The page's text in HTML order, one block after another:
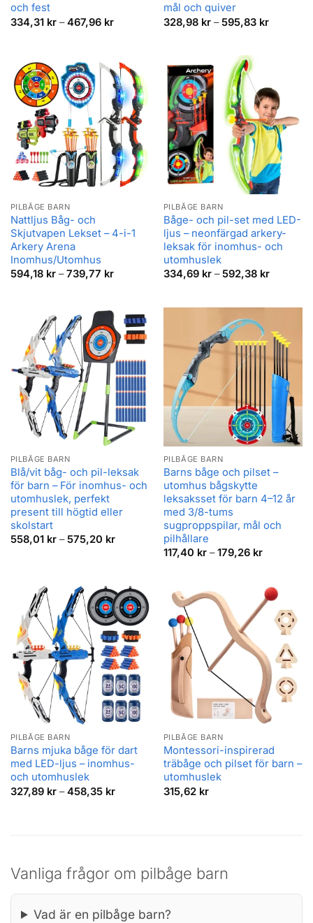
och fest
334,31 kr – 467,96 krPrisintervall:
mål och quiver
328,98 kr – 595,83 kr
PILBÅGE BARN
Nattljus Båg- och
Skjutvapen Lekset – 4-i-1
Arkery Arena
Inomhus/Utomhus
594,18 kr – 739,77 krPrisintervall:
PILBÅGE BARN
Båge- och pil-set med LED-
ljus – neonfärgad arkery-
leksak för inomhus- och
utomhuslek
334,69 kr – 592,38 kr
PILBÅGE BARN
Blå/vit båg- och pil-leksak
för barn – För inomhus- och
utomhuslek, perfekt
present till högtid eller
skolstart
558,01 kr – 575,20 krPrisintervall:
PILBÅGE BARN
Barns båge och pilset –
utomhus bågskytte
leksaksset för barn 4–12 år
med 3/8-tums
sugproppspilar, mål och
pilhållare
117,40 kr – 179,26 kr
PILBÅGE BARN
Barns mjuka båge för dart
med LED-ljus – inomhus-
och utomhuslek
327,89 kr – 458,35 krPrisintervall:
PILBÅGE BARN
Montessori-inspirerad
träbåge och pilset för barn –
utomhuslek
315,62 kr
Vanliga frågor om pilbåge barn
Vad är en pilbåge barn?